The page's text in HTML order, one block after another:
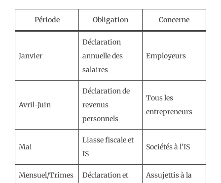
Période Obligation Concerne
Janvier
Déclaration
annuelle des
salaires
Employeurs
Avril-Juin
Déclaration de
revenus
personnels
Tous les
entrepreneurs
Mai
Liasse fiscale et
IS
Sociétés à l’IS
Mensuel/Trimes
Déclaration et
Assujettis à la